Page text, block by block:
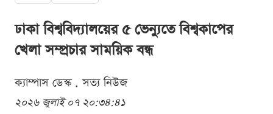
ঢাকা বিশ্ববিদ্যালয়ের ৫ ভেন্যুতে বিশ্বকাপের
খেলা সম্প্রচার সাময়িক বন্ধ
ক্যাম্পাস ডেস্ক . সত্য নিউজ
২০২৬ জুলাই ০৭ ২০:৩৪:৪১